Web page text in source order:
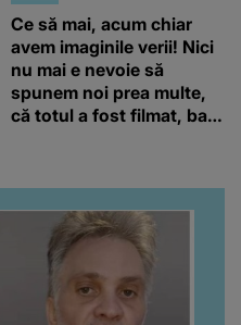
Ce să mai, acum chiar
avem imaginile verii! Nici
nu mai e nevoie să
spunem noi prea multe,
că totul a fost filmat, ba
da, frumoasa iubită a lui
Florin Ristei e...